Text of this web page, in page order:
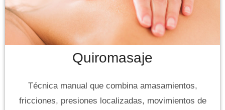
Quiromasaje
Técnica manual que combina amasamientos,
fricciones, presiones localizadas, movimientos de